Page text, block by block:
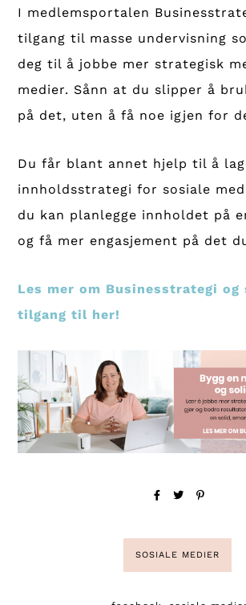
I medlemsportalen
tilgang til masse undervisning
deg til å jobbe mer strategisk
medier. Sånn at du slipper å
på det, uten å få noe igjen for
Du får blant annet hjelp til å
innholdsstrategi for sosiale
du kan planlegge innholdet på
og få mer engasjement på det
Les mer om Businesstrategi og
tilgang til her!
SOSIALE MEDIER